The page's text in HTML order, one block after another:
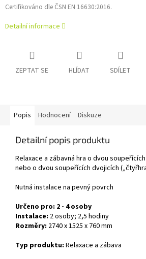
Certifikováno dle ČSN EN 16630:2016.
Detailní informace
ZEPTAT SE HLÍDAT SDÍLET
Popis Hodnocení Diskuze
Detailní popis produktu
Relaxace a zábavná hra o dvou
nebo o dvou soupeřících dvojicích
Nutná instalace na pevný povrch
Určeno pro: 2 - 4 osoby
Instalace: 2 osoby; 2,5 hodiny
Rozměry: 2740 x 1525 x 760 mm
Typ produktu: Relaxace a zábava